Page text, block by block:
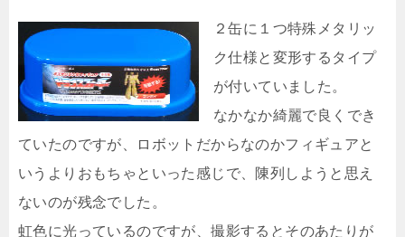
２缶に１つ特殊メタリッ
ク仕様と変形するタイプ
が付いていました。
なかなか綺麗で良くでき
ていたのですが、ロボットだからなのかフィギュアと
いうよりおもちゃといった感じで、陳列しようと思え
ないのが残念でした。
虹色に光っているのですが、撮影するとそのあたりが